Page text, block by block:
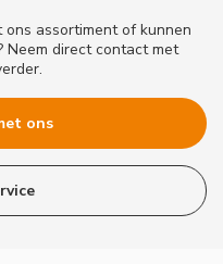
assortiment of kunnen
Neem direct contact met
ons